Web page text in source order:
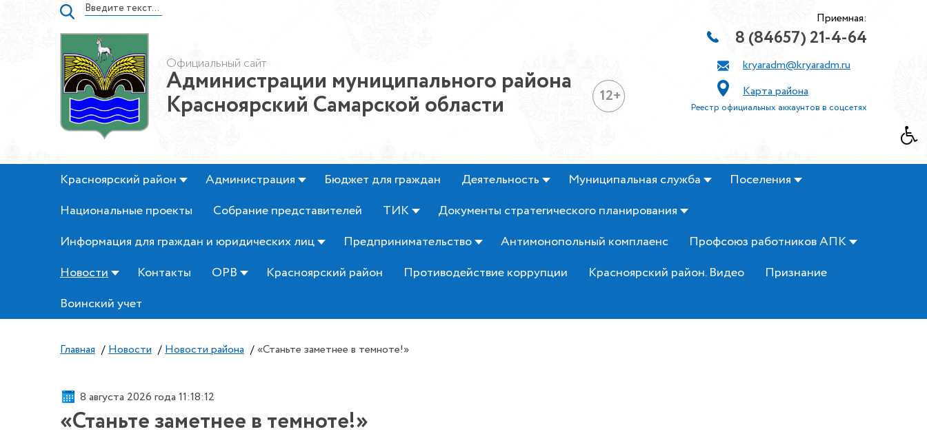
Официальный сайт
Администрации муниципального района
Красноярский Самарской области 12+
Приемная:
8 (84657) 21-4-64
kryaradm@kryaradm.ru
Карта района
Реестр официальных аккаунтов в соцсетях
Красноярский район Администрация Бюджет для граждан Деятельность Муниципальная служба
Поселения
Национальные проекты
Собрание представителей ТИК
Документы стратегического планирования
Информация для граждан и юридических лиц
Предпринимательство Антимонопольный комплаенс
Профсоюз работников АПК
Новости
Контакты ОРВ Красноярский район Противодействие коррупции Красноярский район. Видео
Признание
Воинский учет
Главная / Новости / Новости района / «Станьте заметнее в темноте!»
8 августа 2026 года 11:18:12
«Станьте заметнее в темноте!»